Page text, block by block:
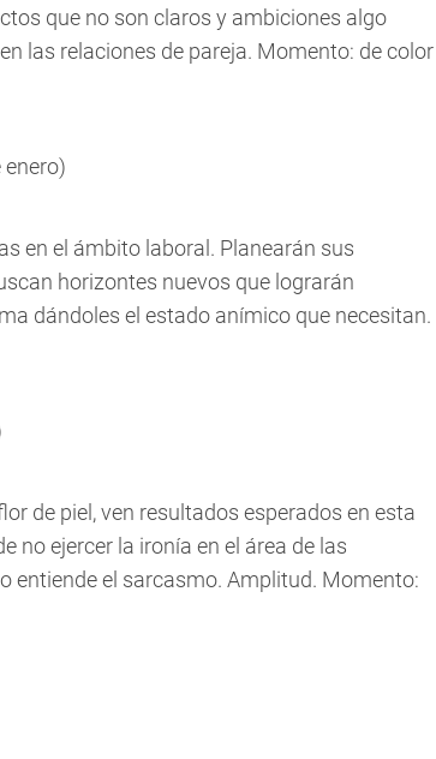
que no son claros y ambiciones algo
las relaciones de pareja. Momento: de color
enero)
en el ámbito laboral. Planearán sus
horizontes nuevos que lograrán
dándoles el estado anímico que necesitan.
de piel, ven resultados esperados en esta
no ejercer la ironía en el área de las
entiende el sarcasmo. Amplitud. Momento: